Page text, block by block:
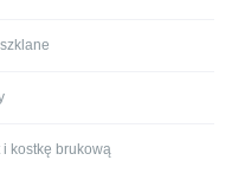
i kostkę brukową